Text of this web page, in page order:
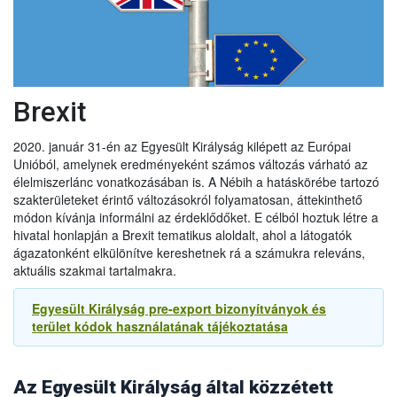
Brexit
2020. január 31-én az Egyesült Királyság kilépett az Európai
Unióból, amelynek eredményeként számos változás várható az
élelmiszerlánc vonatkozásában is. A Nébih a hatáskörébe tartozó
szakterületeket érintő változásokról folyamatosan, áttekinthető
módon kívánja informálni az érdeklődőket. E célból hoztuk létre a
hivatal honlapján a Brexit tematikus aloldalt, ahol a látogatók
ágazatonként elkülönítve kereshetnek rá a számukra releváns,
aktuális szakmai tartalmakra.
Egyesült Királyság pre-export bizonyítványok és
terület kódok használatának tájékoztatása
Az Egyesült Királyság által közzétett
árucikkeket az EU-ból Nagy-Britanniába 2022. június 30-ig:
● hűtött és fagyasztott darált baromfihús, és
● hűtött húskészítmények
Ez lehetővé teszi, hogy 2022. június 30-ig folytatódjon az
említett termékek kereskedelme az EU-ból.
2021.09.14
Újabb UK halasztás a növény és állategészsgügyi
ellenőrzésben
Az Egyesült Királyság kormánya úgy döntött, hogy tovább
halasztja az új ellenőrzések egyes elemeit, különösen az
egészségügyi és növény-egészségügyi árukkal
kapcsolatosakat. Ennek megfelelően:
- Az agrár-élelmiszeripari termékek behozatalának előzetes
bejelentésére vonatkozó követelményt 2021. október 1-jével
szemben2022. január 1-jénvezetik be.
- Az export egészségügyi bizonyítványokra vonatkozó új
bevezetni, most2022. július 1-jénvezetik be.
2022.01.01
Exportőrök, áruszállítmányozók és logisztikai
mezőgazdasági és környezetügyi szakdiplomata tájékoztatása